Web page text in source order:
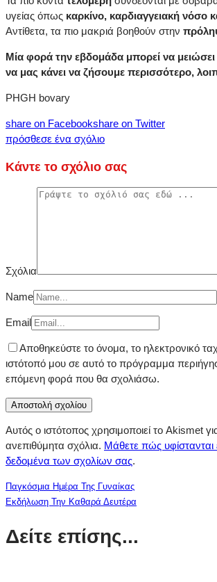
υγείας όπως καρκίνο, καρδιαγγειακή νόσο
Αντίθετα, τα πιο μακριά βοηθούν στην
Μία φορά την εβδομάδα μπορεί να
να μας κάνει να ζήσουμε περισσότερο,
PHGH bovary
share on Facebookshare on Twitter
πρόσθεσε ένα σχόλιο
Κάντε το σχόλιο σας
Σχόλια
Name
Email
Αποθηκεύστε το όνομα, το ηλεκτρονικό
ιστότοπό μου σε αυτό το πρόγραμμα
επόμενη φορά που θα σχολιάσω.
Αυτός ο ιστότοπος χρησιμοποιεί το Akismet
ανεπιθύμητα σχόλια. Μάθετε πώς υφίστανται
δεδομένα των σχολίων σας.
Παγκόσμια Ημέρα Της Γυναίκας
Εκδήλωση Την Καθαρά Δευτέρα
Δείτε επίσης...